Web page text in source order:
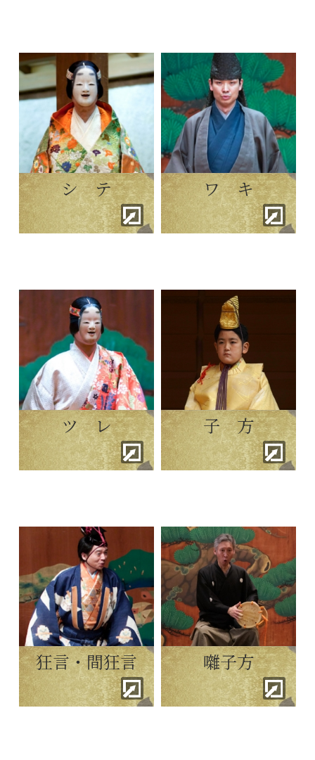
シ テ ワ キ
ツ レ 子 方
狂言・間狂言 囃子方